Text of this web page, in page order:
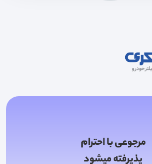
مرجوعی با احترام
پذیرفته میشود